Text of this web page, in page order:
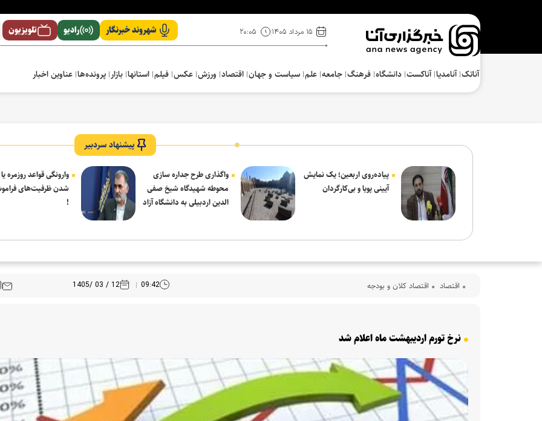
۱۵ مرداد ۱۴۰۵ ۲۰:۰۵ شهروند خبرنگار رادیو تلویزیون
آناتک آنامدیا آناکست دانشگاه فرهنگ‌ جامعه علم سیاست و جهان اقتصاد ورزش عکس فیلم استانها بازار پرونده‌ها عناوین اخبار
پیشنهاد سردبیر
پیاده‌روی اربعین؛ یک نمایش
آیینی پویا و بی‌کارگردان
واگذاری طرح جداره سازی
محوطه شهیدگاه شیخ صفی
الدین اردبیلی به دانشگاه آزاد
وارونگی قواعد روزمره
شدن ظرفیت‌های
!
اقتصاد اقتصاد کلان و بودجه 09:42
12 / 03 /1405
نرخ تورم اردیبهشت ماه اعلام شد